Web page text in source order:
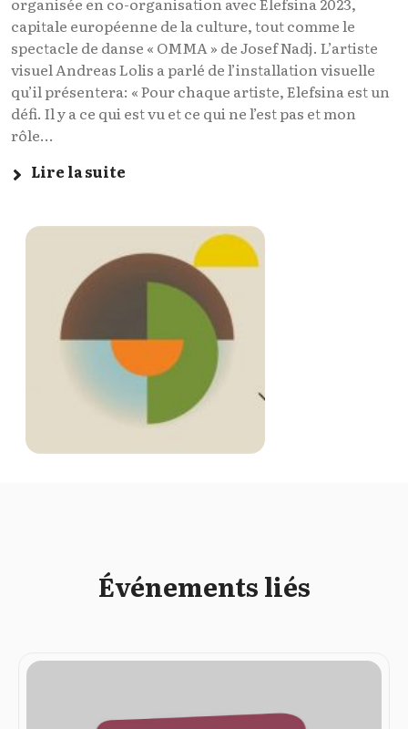
capitale européenne de la culture, tout comme le
spectacle de danse « OMMA » de Josef Nadj. L’artiste
visuel Andreas Lolis a parlé de l’installation visuelle
qu’il présentera: « Pour chaque artiste, Elefsina est un
défi. Il y a ce qui est vu et ce qui ne l’est pas et mon
rôle...
Lire la suite
Événements liés